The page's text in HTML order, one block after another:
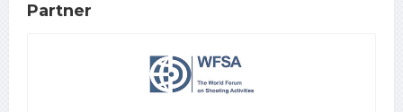
Partner